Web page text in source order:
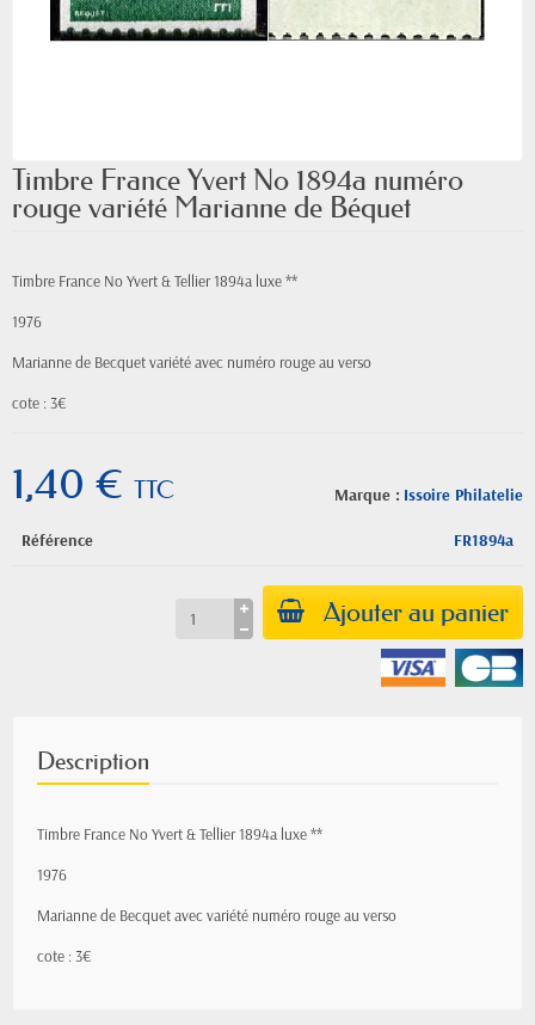
Timbre France Yvert No 1894a numéro
rouge variété Marianne de Béquet
Timbre France No Yvert & Tellier 1894a luxe **
1976
Marianne de Becquetvariétéavec numéro rouge au verso
cote : 3€
Marque : Issoire Philatelie
1,40 € TTC
Référence FR1894a
Ajouter au panier
Description
Timbre France No Yvert & Tellier 1894a luxe **
1976
Marianne de Becquet avecvariété numéro rouge au verso
cote : 3€